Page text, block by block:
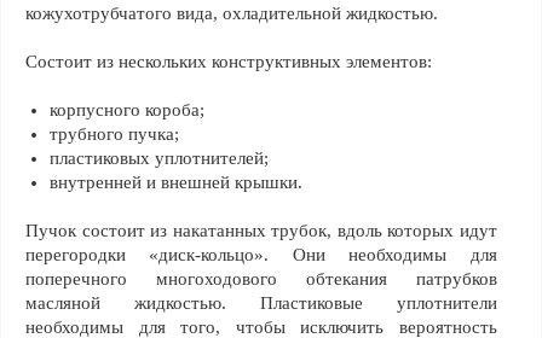
кожухотрубчатого вида, охладительной жидкостью.
Состоит из нескольких конструктивных элементов:
корпусного короба;
трубного пучка;
пластиковых уплотнителей;
внутренней и внешней крышки.
Пучок состоит из накатанных трубок, вдоль которых идут
перегородки «диск-кольцо». Они необходимы для
поперечного многоходового обтекания патрубков
масляной жидкостью. Пластиковые уплотнители
необходимы для того, чтобы исключить вероятность